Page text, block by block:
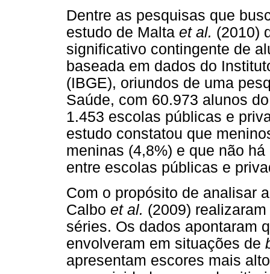
Dentre as pesquisas que
estudo de Malta et al. (2010)
significativo contingente de
baseada em dados do
(IBGE), oriundos de uma
Saúde, com 60.973 alunos
1.453 escolas públicas e
estudo constatou que
meninas (4,8%) e que não
entre escolas públicas e
Com o propósito de analisar
Calbo et al. (2009)
séries. Os dados apontaram
envolveram em situações de
apresentam escores mais